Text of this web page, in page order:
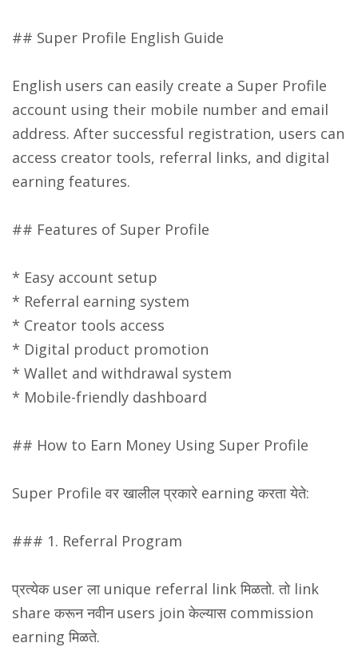
## Super Profile English Guide
English users can easily create a Super Profile
account using their mobile number and email
address. After successful registration, users can
access creator tools, referral links, and digital
earning features.
## Features of Super Profile
* Easy account setup
* Referral earning system
* Creator tools access
* Digital product promotion
* Wallet and withdrawal system
* Mobile-friendly dashboard
## How to Earn Money Using Super Profile
Super Profile वर खालील प्रकारे earning करता येते:
### 1. Referral Program
प्रत्येक user ला unique referral link मिळतो. तो link
share करून नवीन users join केल्यास commission
earning मिळते.